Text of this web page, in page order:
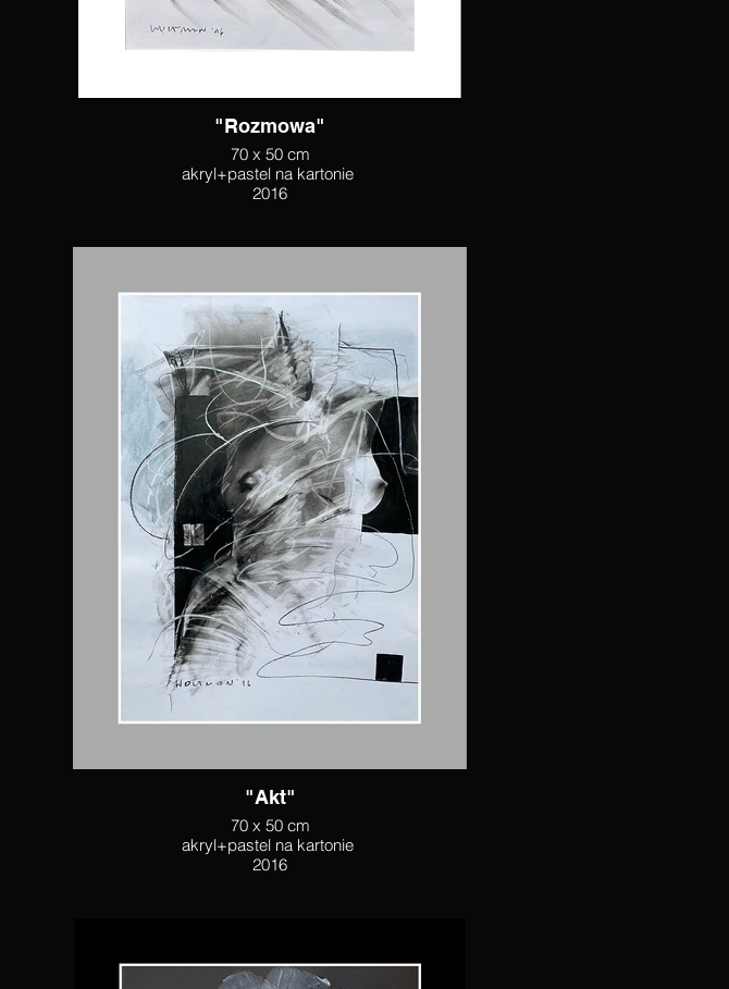
"Rozmowa"
70 x 50 cm
akryl+pastel na kartonie
2016
"Akt"
70 x 50 cm
akryl+pastel na kartonie
2016